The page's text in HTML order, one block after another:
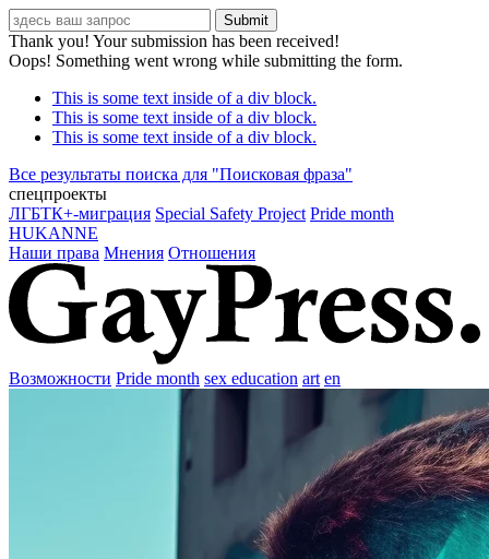
Thank you! Your submission has been received!
Oops! Something went wrong while submitting the form.
This is some text inside of a div block.
This is some text inside of a div block.
This is some text inside of a div block.
Все результаты поиска для "Поисковая фраза"
спецпроекты
ЛГБТК+-миграция Special Safety Project Pride month
HUKANNE
Наши права Мнения Отношения
Возможности Pride month sex education art en